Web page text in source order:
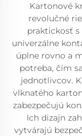
Kartonové
revolučné
praktickosť
univerzálne
úplne rovno a
potreba, čím
jednotlivcov.
vlknatého
zabezpečujú
Ich dizajn
vytvárajú